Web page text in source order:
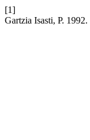
[1]
Gartzia Isasti, P.